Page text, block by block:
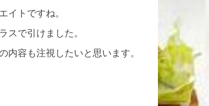
イトですね。
で引けました。
容も注視したいと思います。